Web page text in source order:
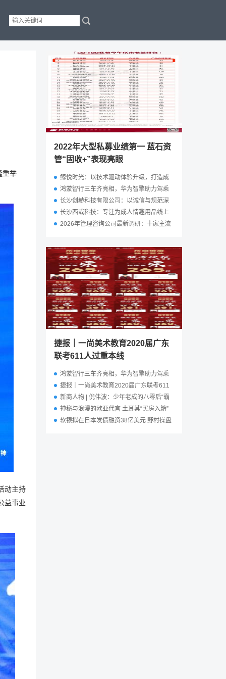
重举
动主持
益事业
2022年大型私募业绩第一 蓝石资
管“固收+”表现亮眼
鲸悦时光：以技术驱动体验升级，打造成
人情趣行业全域电商标杆品牌
鸿蒙智行三车齐亮相，华为智擎助力驾乘
体验革新
长沙创赫科技有限公司：以诚信与规范深
耕成人用品合作服务
长沙西或科技：专注为成人情趣用品线上
渠道提供技术搭建
2026年管理咨询公司最新调研：十家主流
捷报｜一尚美术教育2020届广东
联考611人过重本线
鸿蒙智行三车齐亮相，华为智擎助力驾乘
体验革新
捷报｜一尚美术教育2020届广东联考611
人过重本线
新商人物 | 倪伟波：少年老成的八零后“霸
道总裁”
神秘与浪漫的欧亚代言 土耳其“买房入籍”
火了！
软银拟在日本发债融资38亿美元 野村操盘